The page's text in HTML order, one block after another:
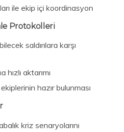
ile ekip içi koordinasyon
Protokolleri
saldırılara karşı
hızlı aktarımı
hazır bulunması
kriz senaryolarını